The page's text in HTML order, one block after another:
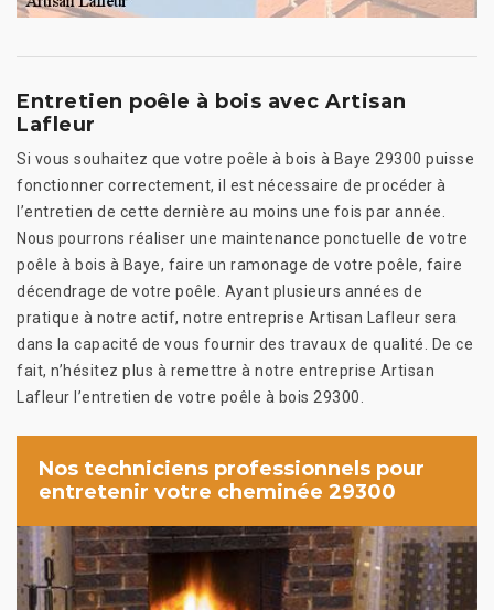
Entretien poêle à bois avec Artisan
Lafleur
Si vous souhaitez que votre poêle à bois à Baye 29300 puisse
fonctionner correctement, il est nécessaire de procéder à
l’entretien de cette dernière au moins une fois par année.
Nous pourrons réaliser une maintenance ponctuelle de votre
poêle à bois à Baye, faire un ramonage de votre poêle, faire
décendrage de votre poêle. Ayant plusieurs années de
pratique à notre actif, notre entreprise Artisan Lafleur sera
dans la capacité de vous fournir des travaux de qualité. De ce
fait, n’hésitez plus à remettre à notre entreprise Artisan
Lafleur l’entretien de votre poêle à bois 29300.
Nos techniciens professionnels pour
entretenir votre cheminée 29300